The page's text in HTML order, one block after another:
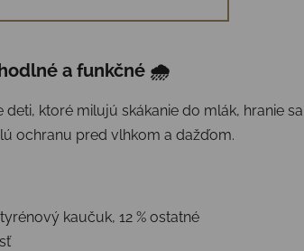
a funkčné 🌧
ktoré milujú skákanie do mlák, hranie
ochranu pred vlhkom a dažďom.
kaučuk, 12 % ostatné